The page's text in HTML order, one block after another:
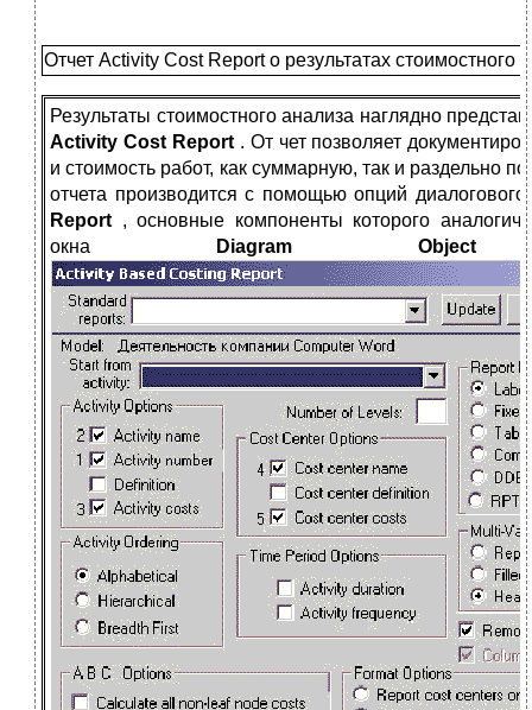
Отчет Activity Cost Report о результатах стоимостного
Результаты стоимостного анализа наглядно
Activity Cost Report . От чет позволяет
и стоимость работ, как суммарную, так и раздельно
отчета производится с помощью опций
Report , основные компоненты которого
окна
Diagram